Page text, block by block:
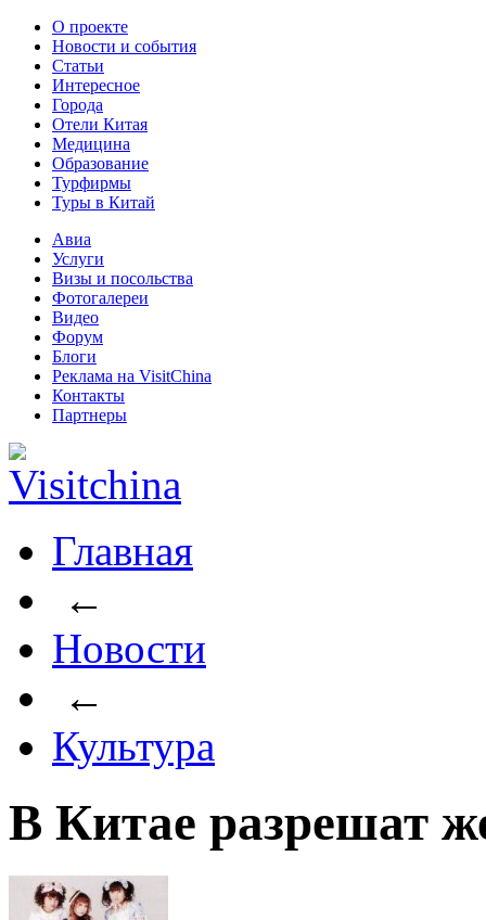
О проекте
Новости и события
Статьи
Интересное
Города
Отели Китая
Медицина
Образование
Турфирмы
Туры в Китай
Авиа
Услуги
Визы и посольства
Фотогалереи
Видео
Форум
Блоги
Реклама на VisitChina
Контакты
Партнеры
Главная
←
Новости
←
Культура
В Китае разрешат